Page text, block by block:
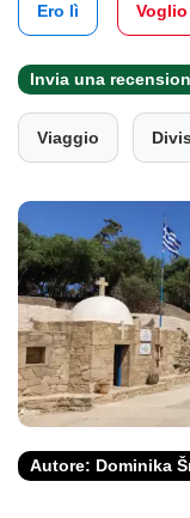
Ero lì
Invia una
Viaggio
Autore: Dominika